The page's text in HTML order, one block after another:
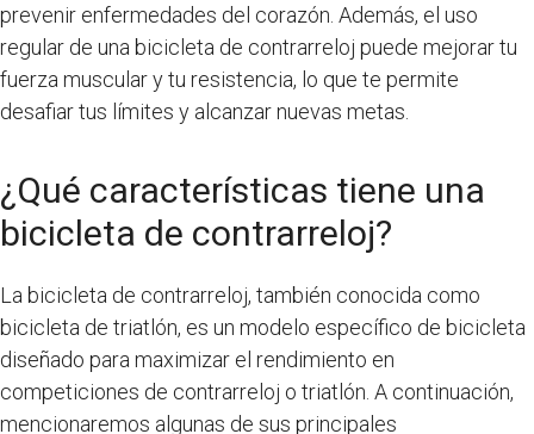
prevenir enfermedades del corazón. Además, el uso
regular de una bicicleta de contrarreloj puede mejorar tu
fuerza muscular y tu resistencia, lo que te permite
desafiar tus límites y alcanzar nuevas metas.
¿Qué características tiene una
bicicleta de contrarreloj?
La bicicleta de contrarreloj, también conocida como
bicicleta de triatlón, es un modelo específico de bicicleta
diseñado para maximizar el rendimiento en
competiciones de contrarreloj o triatlón. A continuación,
mencionaremos algunas de sus principales